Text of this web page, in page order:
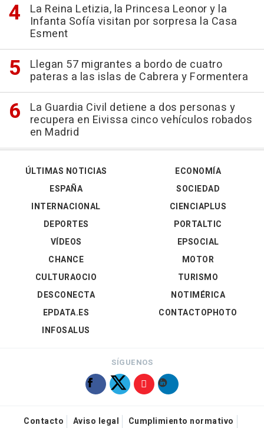
La Reina Letizia, la Princesa Leonor y la
Infanta Sofía visitan por sorpresa la Casa
Esment
Llegan 57 migrantes a bordo de cuatro
pateras a las islas de Cabrera y Formentera
La Guardia Civil detiene a dos personas y
recupera en Eivissa cinco vehículos robados
en Madrid
ÚLTIMAS NOTICIAS
ESPAÑA
INTERNACIONAL
DEPORTES
VÍDEOS
ECONOMÍA
SOCIEDAD
CIENCIAPLUS
PORTALTIC
EPSOCIAL
CHANCE
CULTURAOCIO
DESCONECTA
EPDATA.ES
INFOSALUS
MOTOR
TURISMO
NOTIMÉRICA
CONTACTOPHOTO
SÍGUENOS
Contacto Aviso legal
Cumplimiento normativo